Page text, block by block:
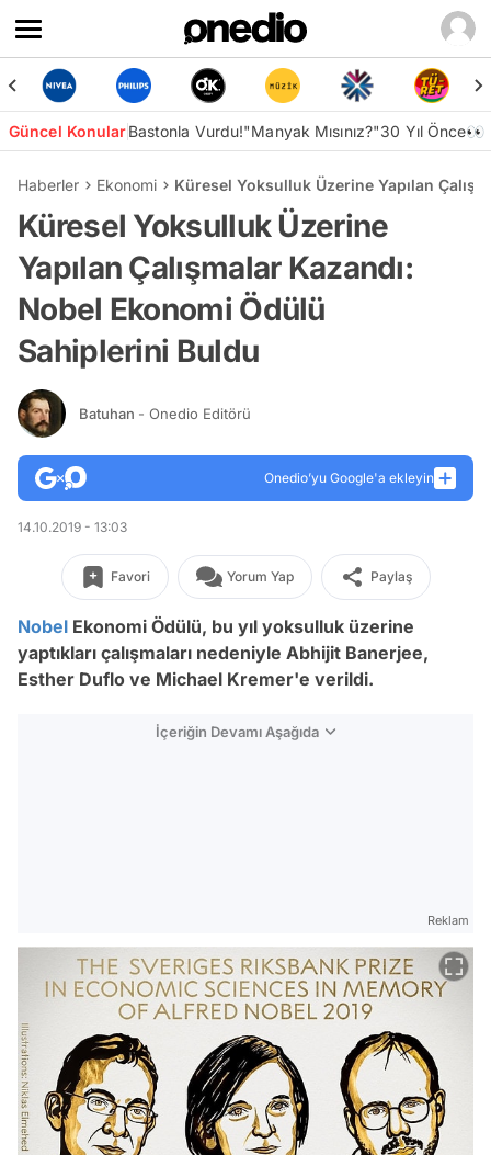
Güncel KonularBastonla Vurdu!"Manyak Mısınız?"30 Yıl Önce👀
Haberler Ekonomi Küresel Yoksulluk Üzerine Yapılan
Küresel Yoksulluk Üzerine
Yapılan Çalışmalar Kazandı:
Nobel Ekonomi Ödülü
Sahiplerini Buldu
Batuhan - Onedio Editörü
Onedio’yu Google'a ekleyin
14.10.2019 - 13:03
Favori Yorum Yap Paylaş
Nobel Ekonomi Ödülü, bu yıl yoksulluk üzerine
yaptıkları çalışmaları nedeniyle Abhijit Banerjee,
Esther Duflo ve Michael Kremer'e verildi.
İçeriğin Devamı Aşağıda
Reklam